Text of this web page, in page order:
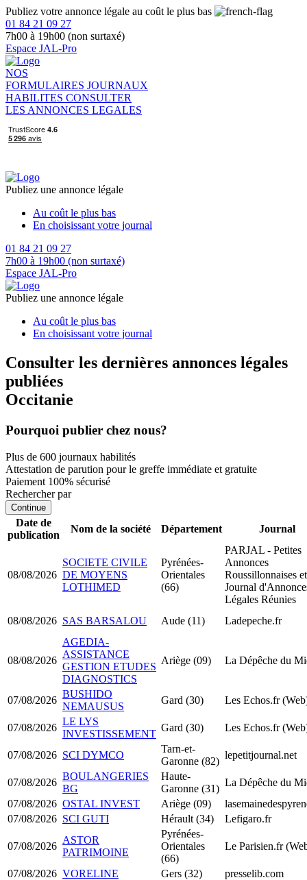
Publiez votre annonce légale au coût le plus bas
01 84 21 09 27
7h00 à 19h00 (non surtaxé)
Espace JAL-Pro
NOS
FORMULAIRES JOURNAUX
HABILITES CONSULTER
LES ANNONCES LEGALES
Publiez une annonce légale
Au coût le plus bas
En choisissant votre journal
01 84 21 09 27
7h00 à 19h00 (non surtaxé)
Espace JAL-Pro
Publiez une annonce légale
Au coût le plus bas
En choisissant votre journal
Consulter les dernières annonces légales
publiées
Occitanie
Pourquoi publier chez nous?
Plus de 600 journaux habilités
Attestation de parution pour le greffe immédiate et gratuite
Paiement 100% sécurisé
Rechercher par
Continue
Date de
publication
Nom de la société Département Journal
08/08/2026
SOCIETE CIVILE
DE MOYENS
LOTHIMED
Pyrénées-
Orientales
(66)
PARJAL - Petites
Annonces
Roussillonnaises et
Journal
Légales Réunies
08/08/2026 SAS BARSALOU Aude (11) Ladepeche.fr
08/08/2026
AGEDIA-
ASSISTANCE
GESTION ETUDES
DIAGNOSTICS
Ariège (09) La Dépêche du
07/08/2026
BUSHIDO
NEMAUSUS
Gard (30) Les Echos.fr
07/08/2026
LE LYS
INVESTISSEMENT
Gard (30) Les Echos.fr
07/08/2026 SCI DYMCO
Tarn-et-
Garonne (82)
lepetitjournal.net
07/08/2026
BOULANGERIES
BG
Haute-
Garonne (31)
La Dépêche du
07/08/2026 OSTAL INVEST Ariège (09)
07/08/2026 SCI GUTI Hérault (34) Lefigaro.fr
07/08/2026
ASTOR
PATRIMOINE
Pyrénées-
Orientales
(66)
Le Parisien.fr
07/08/2026 VORELINE Gers (32)
presselib.com